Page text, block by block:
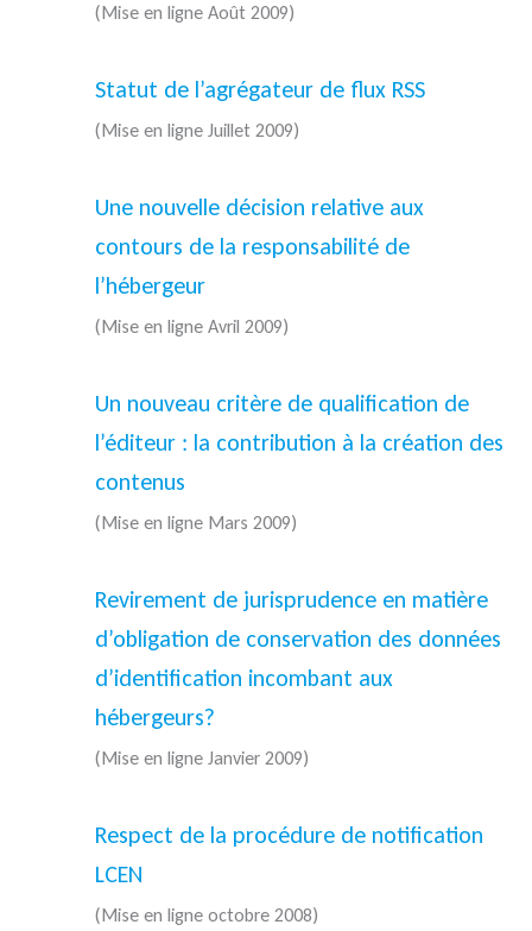
(Mise en ligne Août 2009)
Statut de l’agrégateur de flux RSS
(Mise en ligne Juillet 2009)
Une nouvelle décision relative aux
contours de la responsabilité de
l’hébergeur
(Mise en ligne Avril 2009)
Un nouveau critère de qualification de
l’éditeur : la contribution à la création des
contenus
(Mise en ligne Mars 2009)
Revirement de jurisprudence en matière
d’obligation de conservation des données
d’identification incombant aux
hébergeurs?
(Mise en ligne Janvier 2009)
Respect de la procédure de notification
LCEN
(Mise en ligne octobre 2008)